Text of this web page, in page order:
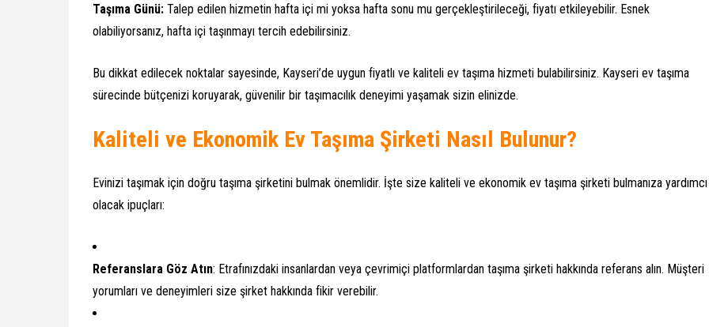
Taşıma Günü: Talep edilen hizmetin hafta içi mi yoksa hafta sonu mu gerçekleştirileceği, fiyatı etkileyebilir. Esnek
olabiliyorsanız, hafta içi taşınmayı tercih edebilirsiniz.
Bu dikkat edilecek noktalar sayesinde, Kayseri’de uygun fiyatlı ve kaliteli ev taşıma hizmeti bulabilirsiniz. Kayseri ev taşıma
sürecinde bütçenizi koruyarak, güvenilir bir taşımacılık deneyimi yaşamak sizin elinizde.
Kaliteli ve Ekonomik Ev Taşıma Şirketi Nasıl Bulunur?
Evinizi taşımak için doğru taşıma şirketini bulmak önemlidir. İşte size kaliteli ve ekonomik ev taşıma şirketi bulmanıza yardımcı
olacak ipuçları:
Referanslara Göz Atın: Etrafınızdaki insanlardan veya çevrimiçi platformlardan taşıma şirketi hakkında referans alın. Müşteri
yorumları ve deneyimleri size şirket hakkında fikir verebilir.